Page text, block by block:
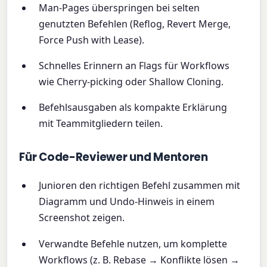
Man-Pages überspringen bei selten
genutzten Befehlen (Reflog, Revert Merge,
Force Push with Lease).
Schnelles Erinnern an Flags für Workflows
wie Cherry-picking oder Shallow Cloning.
Befehlsausgaben als kompakte Erklärung
mit Teammitgliedern teilen.
Für Code-Reviewer und Mentoren
Junioren den richtigen Befehl zusammen mit
Diagramm und Undo-Hinweis in einem
Screenshot zeigen.
Verwandte Befehle nutzen, um komplette
Workflows (z. B. Rebase → Konflikte lösen →